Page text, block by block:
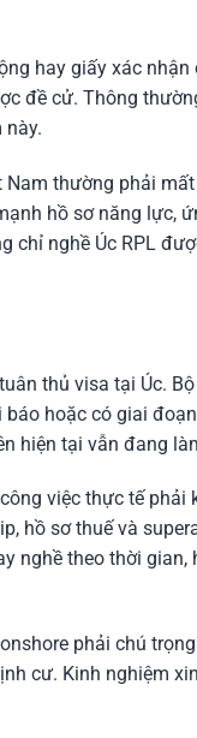
hay giấy xác
đề cử. Thông
này.
thường phải
hồ sơ năng lực,
chỉ nghề Úc RPL
thủ visa tại Úc.
hoặc có giai
hiện tại vẫn đang
việc thực tế
hồ sơ thuế và
nghề theo thời
phải chú
cư. Kinh nghiệm